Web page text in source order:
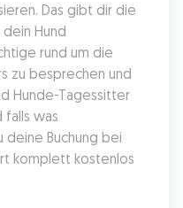
Das gibt dir die
Hund
rund um die
zu besprechen und
Hunde-Tagessitter
falls was
deine Buchung bei
komplett kostenlos